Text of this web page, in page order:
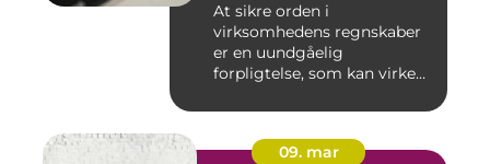
At sikre orden i
virksomhedens regnskaber
er en uundgåelig
forpligtelse, som kan virke
09. mar